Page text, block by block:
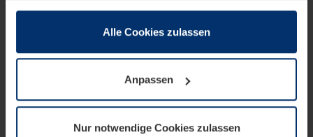
sie im Rahmen Ihrer Nutzung der Dienste gesammelt
wenn diese für den Betrieb dieser Seite unbedingt
notwendig sind. Für alle anderen Cookie-Typen benötigen
wir Ihre Erlaubnis. Ihre Einwilligung können Sie jederzeit
Datenschutzerklärungunserer Website ändern oder
Alle Cookies zulassen
Anpassen
Nur notwendige Cookies zulassen